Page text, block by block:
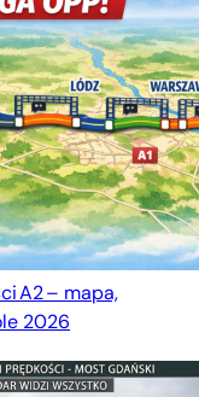
A2 – mapa,
2026